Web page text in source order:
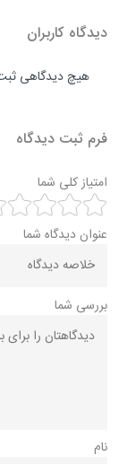
دیدگاه کاربران
هیچ دیدگاهی
فرم ثبت دیدگاه
امتیاز کلی شما
عنوان دیدگاه شما
بررسی شما
نام